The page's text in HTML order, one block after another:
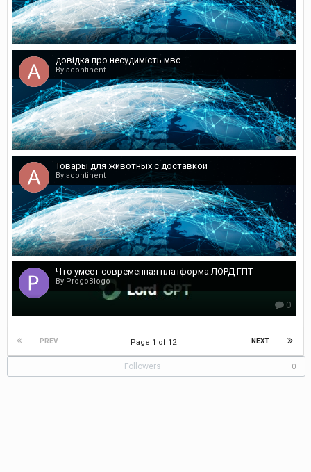
0
довідка про несудимість мвс
By acontinent
0
Товары для животных с доставкой
By acontinent
0
Что умеет современная платформа ЛОРД ГПТ
By ProgoBlogo
0
PREV NEXT
Page 1 of 12
Followers 0